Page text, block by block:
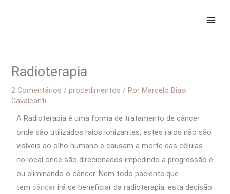
Radioterapia
2 Comentários /procedimentos / PorMarcelo Biasi
Cavalcanti
A Radioterapia é uma forma de tratamento de câncer
onde são utilizados raios ionizantes, estes raios não são
visíveis ao olho humano e causam a morte das células
no local onde são direcionados impedindo a progressão e
ou eliminando o câncer. Nem todo paciente que
tem câncer irá se beneficiar da radioterapia, esta decisão